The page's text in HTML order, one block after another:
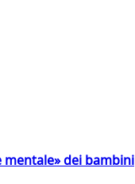
dei bambini